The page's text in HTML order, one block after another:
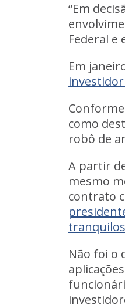
“Em
Federal e
Em
como
robô de
A partir
mesmo
contrato
Não foi o